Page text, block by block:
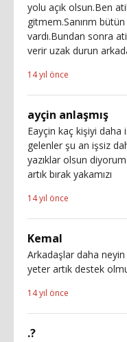
yolu açık olsun.Ben
gitmem.Sanırım
vardı.Bundan sonra
verir uzak durun
14 yıl önce
ayçin anlaşmış
Eayçin kaç kişiyi daha
gelenler şu an işsiz
yazıklar olsun
artık bırak yakamızı
14 yıl önce
Kemal
Arkadaşlar daha
yeter artık destek
14 yıl önce
.?